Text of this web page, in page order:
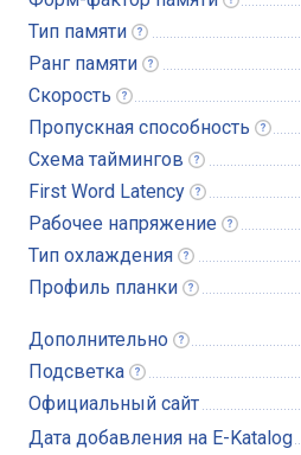
Тип памяти
Ранг памяти
Скорость
Пропускная способность
Схема таймингов
First Word Latency
Рабочее напряжение
Тип охлаждения
Профиль планки
Дополнительно
Подсветка
Официальный сайт
Дата добавления на E-Katalog